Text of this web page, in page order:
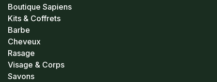
Boutique Sapiens
Kits & Coffrets
Barbe
Cheveux
Rasage
Visage & Corps
Savons